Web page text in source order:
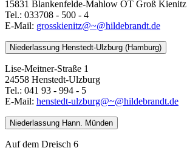
15831 Blankenfelde-Mahlow OT Groß Kienitz
Tel.: 033708 - 500 - 4
E-Mail: grosskienitz@~@hildebrandt.de
Niederlassung Henstedt-Ulzburg (Hamburg)
Lise-Meitner-Straße 1
24558 Henstedt-Ulzburg
Tel.: 041 93 - 994 - 5
E-Mail: henstedt-ulzburg@~@hildebrandt.de
Niederlassung Hann. Münden
Auf dem Dreisch 6